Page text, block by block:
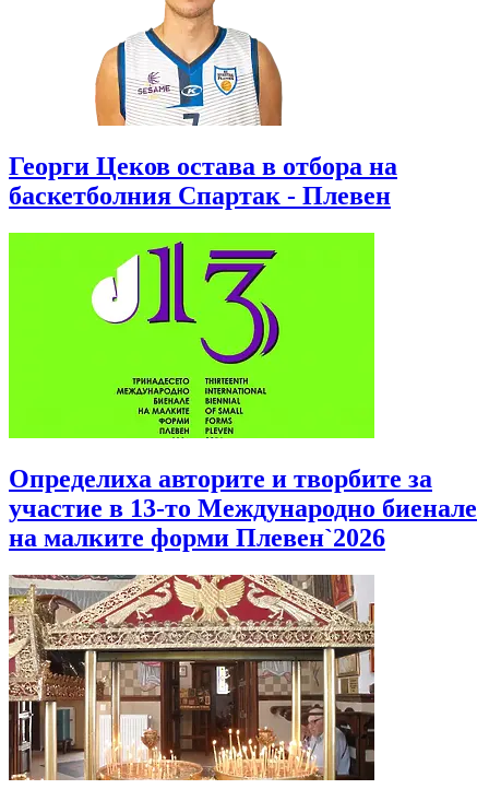
Георги Цеков остава в отбора на
баскетболния Спартак - Плевен
Определиха авторите и творбите за
участие в 13-то Международно биенале
на малките форми Плевен`2026